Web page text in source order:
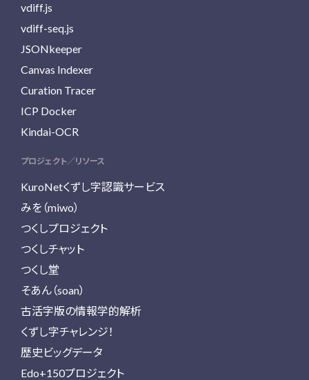
vdiff.js
vdiff-seq.js
JSONkeeper
Canvas Indexer
Curation Tracer
ICP Docker
Kindai-OCR
プロジェクト／リソース
KuroNetくずし字認識サービス
みを（miwo）
つくしプロジェクト
つくしチャット
つくし堂
そあん（soan）
古活字版の情報学的解析
くずし字チャレンジ！
歴史ビッグデータ
Edo+150プロジェクト